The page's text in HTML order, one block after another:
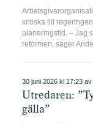
kritiska till
planeringstid. – Jag
reformen, säger
30 juni 2026 kl 17:23 av
Utredaren:
gälla”